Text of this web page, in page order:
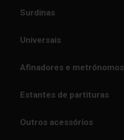
Surdinas
Universais
Afinadores e metrónomos
Estantes de partituras
Outros acessórios